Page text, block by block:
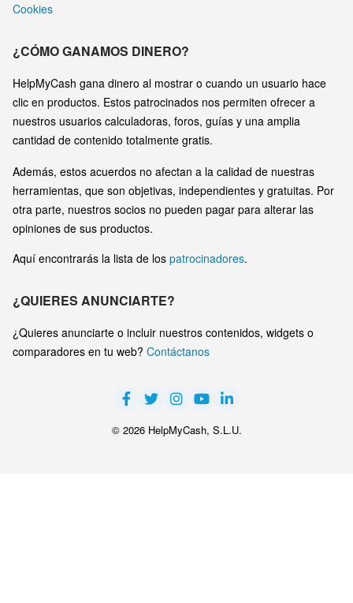
Cookies
¿CÓMO GANAMOS DINERO?
HelpMyCash gana dinero al mostrar o cuando un usuario hace
clic en productos. Estos patrocinados nos permiten ofrecer a
nuestros usuarios calculadoras, foros, guías y una amplia
cantidad de contenido totalmente gratis.
Además, estos acuerdos no afectan a la calidad de nuestras
herramientas, que son objetivas, independientes y gratuitas. Por
otra parte, nuestros socios no pueden pagar para alterar las
opiniones de sus productos.
Aquí encontrarás la lista de los patrocinadores.
¿QUIERES ANUNCIARTE?
¿Quieres anunciarte o incluir nuestros contenidos, widgets o
comparadores en tu web? Contáctanos
© 2026 HelpMyCash, S.L.U.